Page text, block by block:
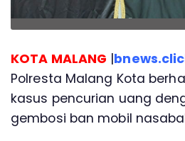
KOTA MALANG |
Polresta Malang Kota
kasus pencurian uang
gembosi ban mobil